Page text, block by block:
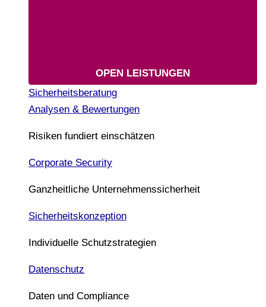
OPEN LEISTUNGEN
Sicherheitsberatung
Analysen & Bewertungen
Risiken fundiert einschätzen
Corporate Security
Ganzheitliche Unternehmenssicherheit
Sicherheitskonzeption
Individuelle Schutzstrategien
Datenschutz
Daten und Compliance